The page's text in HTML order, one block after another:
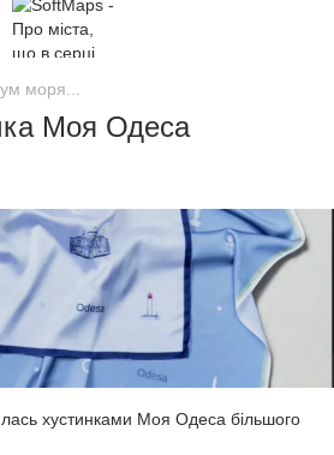
моря...
Моя Одеса
хустинками Моя Одеса більшого